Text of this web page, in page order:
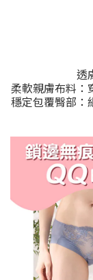
透
柔軟親膚布料：
穩定包覆臀部：